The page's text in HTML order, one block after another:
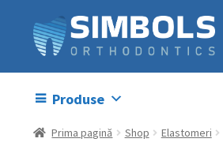
Produse
Prima pagină Shop Elastomeri